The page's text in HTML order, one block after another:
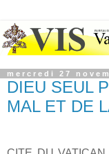
mercredi 27
DIEU SEUL
MAL ET DE